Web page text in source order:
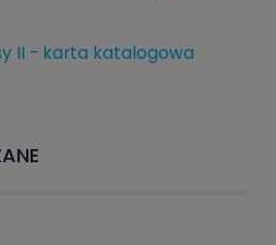
II - karta katalogowa